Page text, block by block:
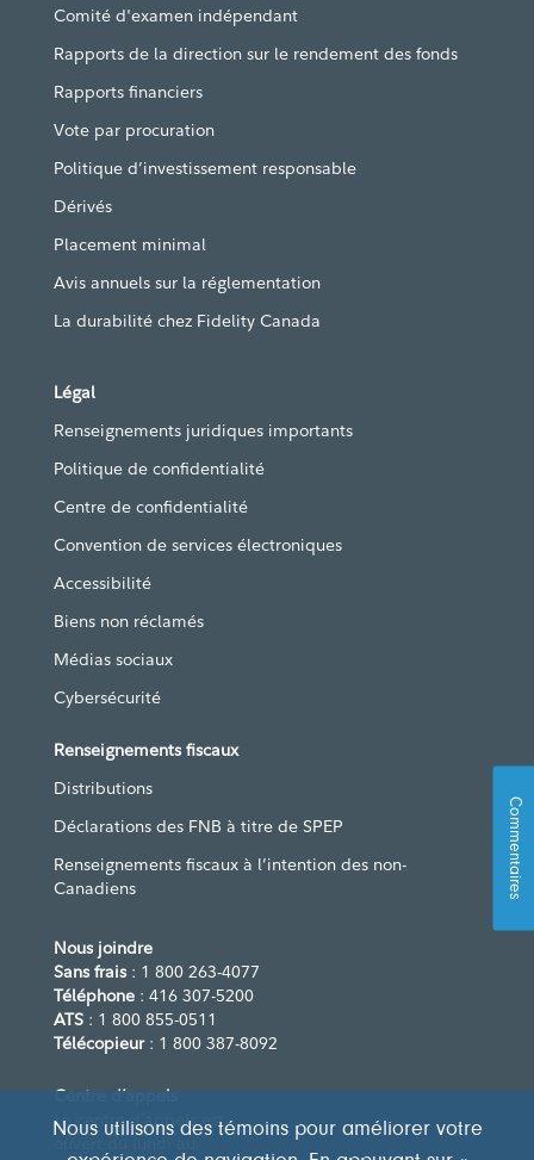
Comité d'examen indépendant
Rapports de la direction sur le rendement des fonds
Rapports financiers
Vote par procuration
Politique d’investissement responsable
Dérivés
Placement minimal
Avis annuels sur la réglementation
La durabilité chez Fidelity Canada
Légal
Renseignements juridiques importants
Politique de confidentialité
Centre de confidentialité
Convention de services électroniques
Accessibilité
Biens non réclamés
Médias sociaux
Cybersécurité
Renseignements fiscaux
Distributions
Déclarations des FNB à titre de SPEP
Renseignements fiscaux à l’intention des non-
Canadiens
Nous joindre
Sans frais: 1 800 263-4077
Téléphone : 416 307-5200
ATS : 1 800 855-0511
Télécopieur: 1 800 387-8092
Centre d’appels
Le centre d’appels est
Nous utilisons des témoins pour améliorer votre
Commentaires